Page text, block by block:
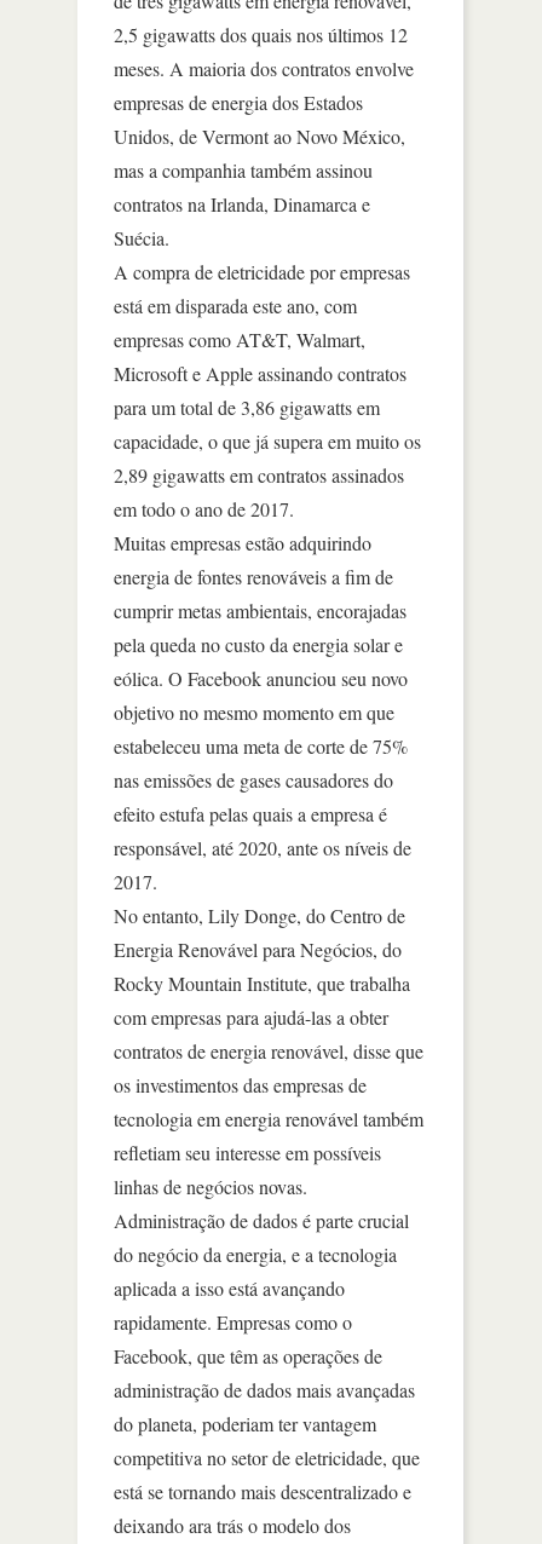
2,5 gigawatts dos quais nos últimos 12
meses. A maioria dos contratos envolve
empresas de energia dos Estados
Unidos, de Vermont ao Novo México,
mas a companhia também assinou
contratos na Irlanda, Dinamarca e
Suécia.
A compra de eletricidade por empresas
está em disparada este ano, com
empresas como AT&T, Walmart,
Microsoft e Apple assinando contratos
para um total de 3,86 gigawatts em
capacidade, o que já supera em muito os
2,89 gigawatts em contratos assinados
em todo o ano de 2017.
Muitas empresas estão adquirindo
energia de fontes renováveis a fim de
cumprir metas ambientais, encorajadas
pela queda no custo da energia solar e
eólica. O Facebook anunciou seu novo
objetivo no mesmo momento em que
estabeleceu uma meta de corte de 75%
nas emissões de gases causadores do
efeito estufa pelas quais a empresa é
responsável, até 2020, ante os níveis de
2017.
No entanto, Lily Donge, do Centro de
Energia Renovável para Negócios, do
Rocky Mountain Institute, que trabalha
com empresas para ajudá-las a obter
contratos de energia renovável, disse que
os investimentos das empresas de
tecnologia em energia renovável também
refletiam seu interesse em possíveis
linhas de negócios novas.
Administração de dados é parte crucial
do negócio da energia, e a tecnologia
aplicada a isso está avançando
rapidamente. Empresas como o
Facebook, que têm as operações de
administração de dados mais avançadas
do planeta, poderiam ter vantagem
competitiva no setor de eletricidade, que
está se tornando mais descentralizado e
deixando ara trás o modelo dos